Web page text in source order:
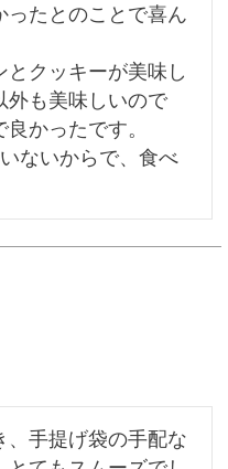
ったとのことで喜ん
クッキーが美味し
外も美味しいので
かったです。
ないからで、食べ
、手提げ袋の手配な